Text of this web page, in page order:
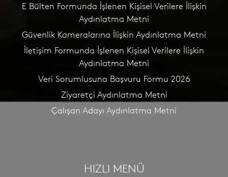
E Bülten Formunda İşlenen Kişisel Verilere İlişkin
Aydınlatma Metni
Güvenlik Kameralarına İlişkin Aydınlatma Metni
İletişim Formunda İşlenen Kişisel Verilere İlişkin
Aydınlatma Metni
Veri Sorumlusuna Başvuru Formu 2026
Ziyaretçi Aydınlatma Metni
Çalışan Adayı Aydınlatma Metni
HIZLI MENÜ